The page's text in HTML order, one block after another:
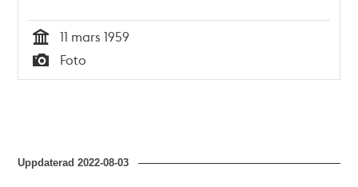
Tid
11 mars 1959
Typ
Foto
Uppdaterad2022-08-03